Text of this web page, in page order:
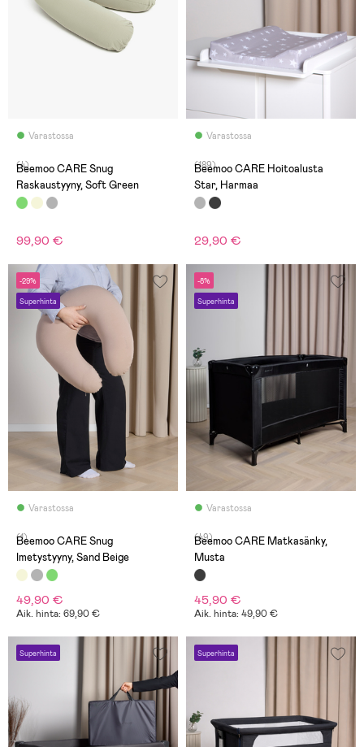
Varastossa
(4)
Beemoo CARE Snug
Raskaustyyny, Soft Green
99,90 €
Varastossa
(189)
Beemoo CARE Hoitoalusta
Star, Harmaa
29,90 €
-29%
Superhinta
Varastossa
(1)
Beemoo CARE Snug
Imetystyyny, Sand Beige
49,90 €
Aik. hinta: 69,90 €
-8%
Superhinta
Varastossa
(49)
Beemoo CARE Matkasänky,
Musta
45,90 €
Aik. hinta: 49,90 €
Superhinta Superhinta